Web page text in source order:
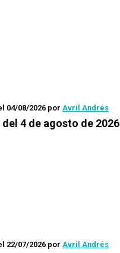
04/08/2026 por Avril Andrés
4 de agosto de 2026
22/07/2026 por Avril Andrés